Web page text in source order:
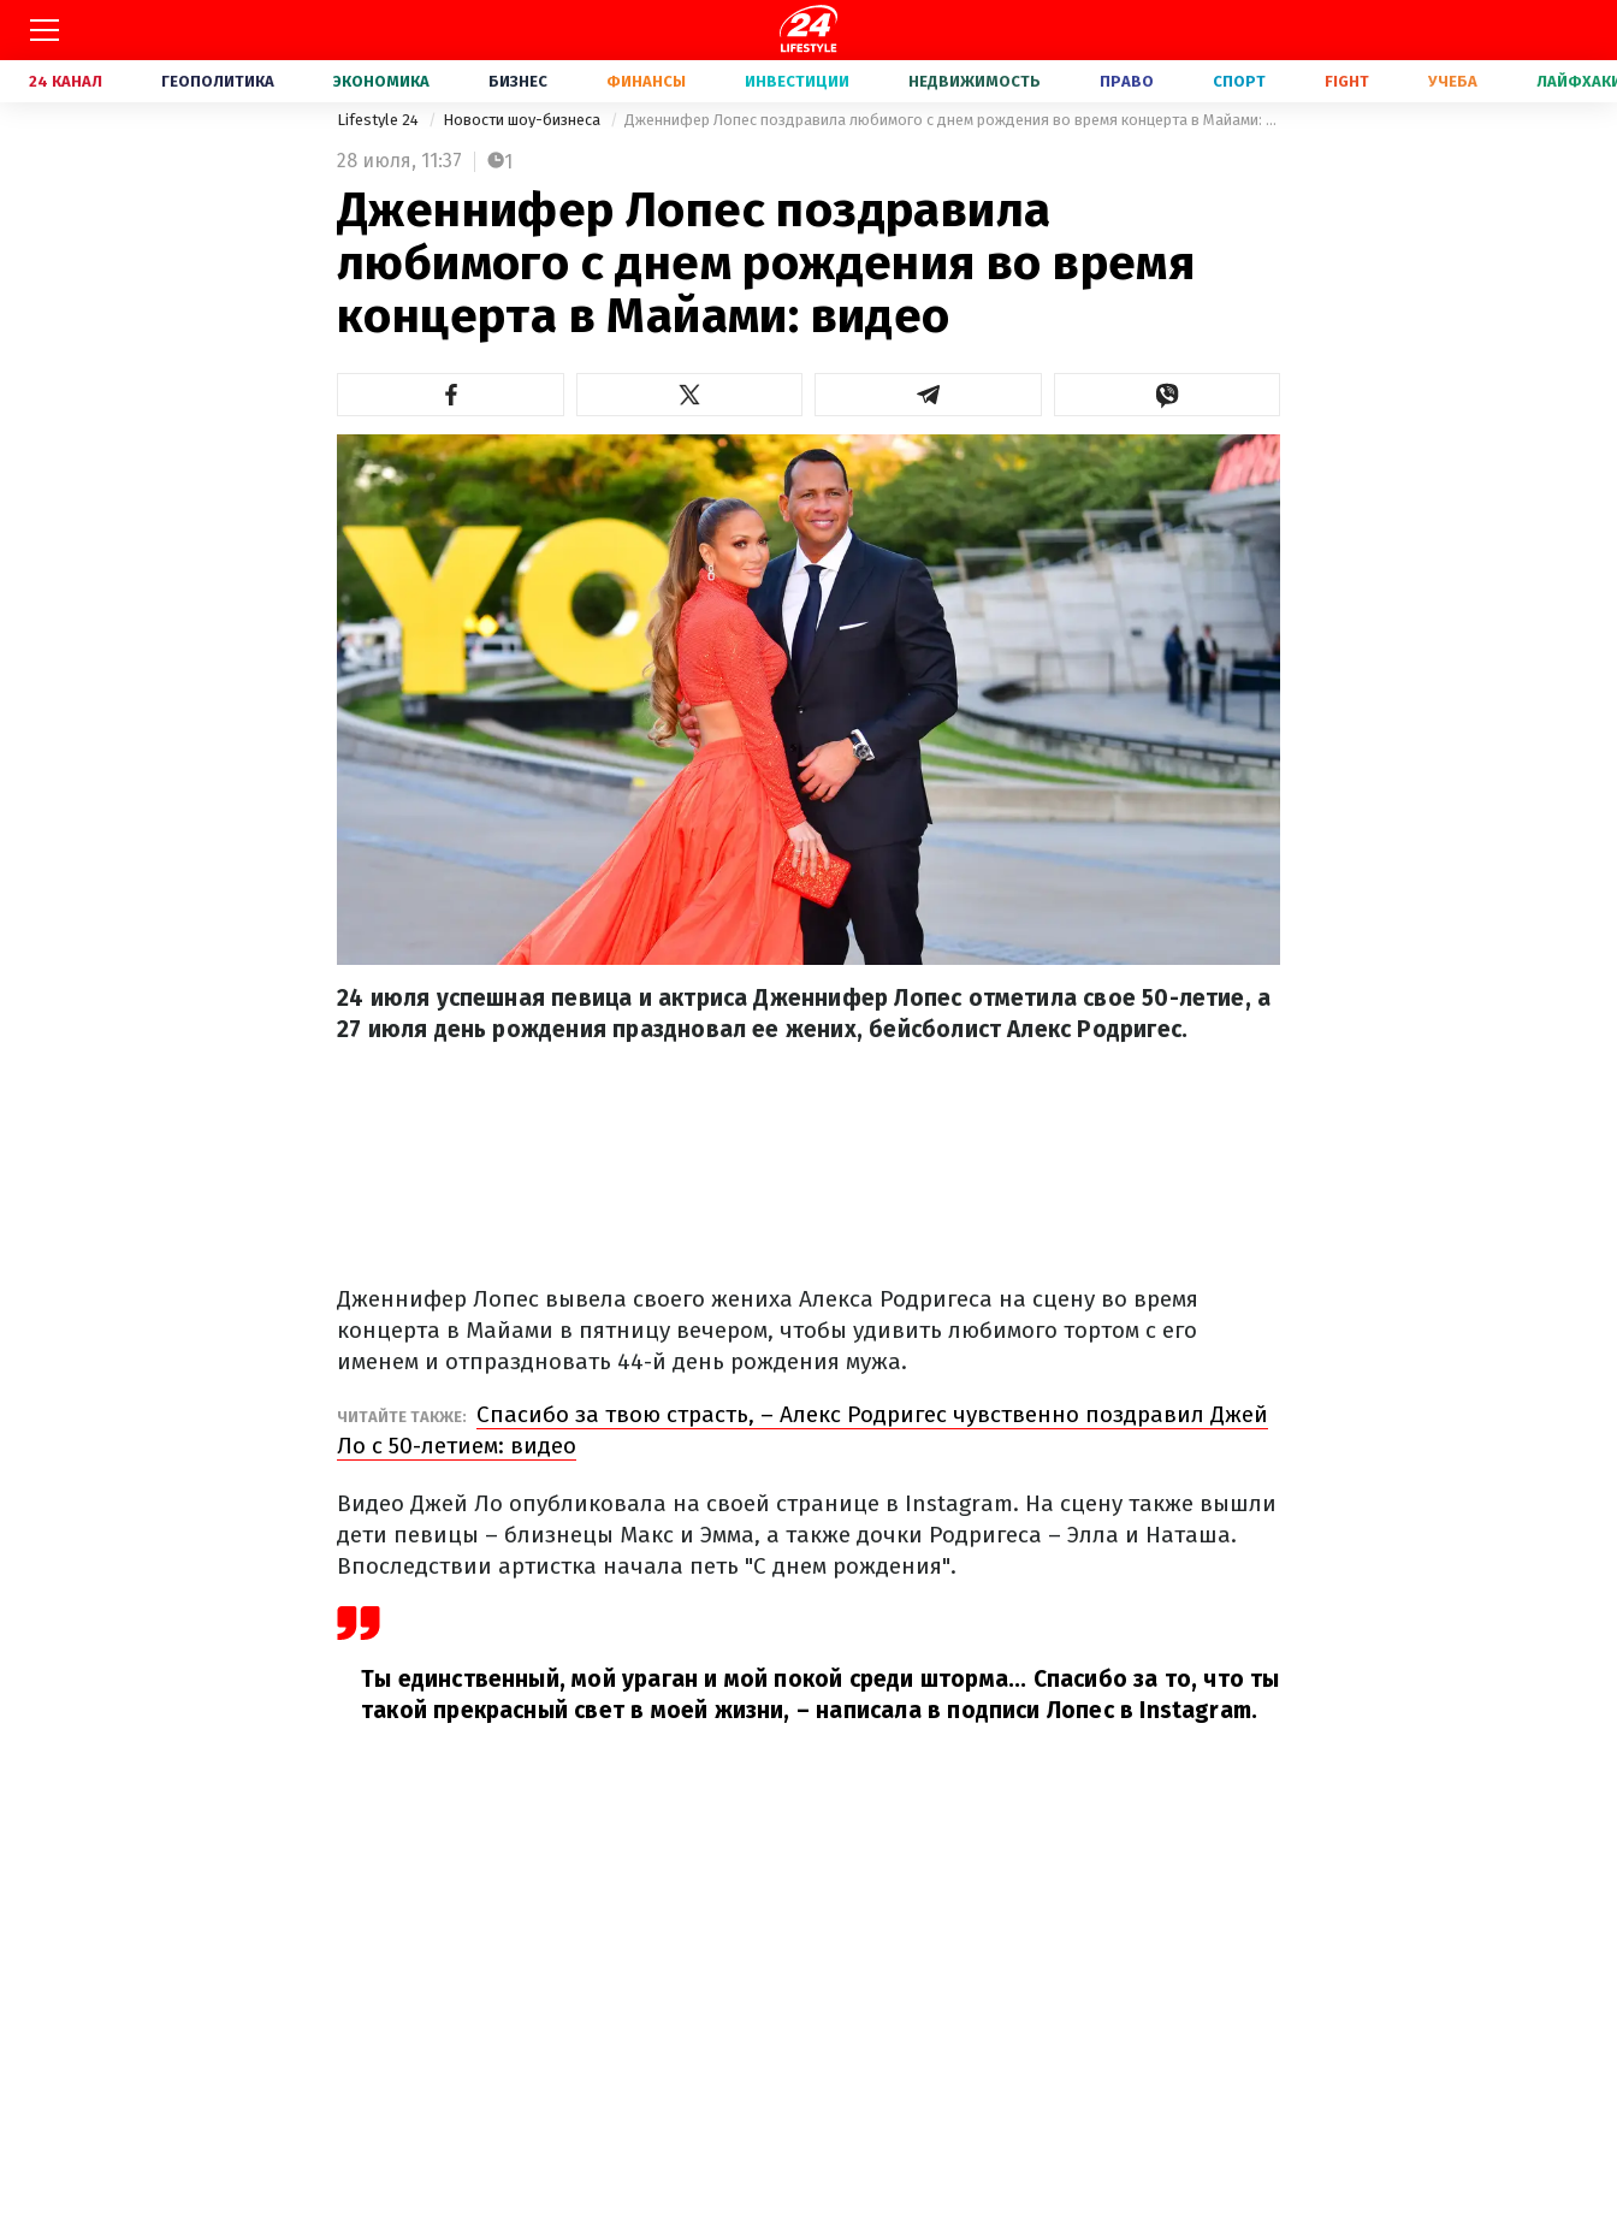
24 КАНАЛ ГЕОПОЛИТИКА ЭКОНОМИКА БИЗНЕС ФИНАНСЫ ИНВЕСТИЦИИ НЕДВИЖИМОСТЬ ПРАВО СПОРТ FIGHT УЧЕБА
Lifestyle 24 Новости шоу-бизнеса Дженнифер Лопес поздравила любимого с днем рождения во время концерта в Майами: видео
28 июля, 11:37 1
Дженнифер Лопес поздравила
любимого с днем рождения во время
концерта в Майами: видео
24 июля успешная певица и актриса Дженнифер Лопес отметила свое 50-летие, а
27 июля день рождения праздновал ее жених, бейсболист Алекс Родригес.
Дженнифер Лопес вывела своего жениха Алекса Родригеса на сцену во время
концерта в Майами в пятницу вечером, чтобы удивить любимого тортом с его
именем и отпраздновать 44-й день рождения мужа.
ЧИТАЙТЕ ТАКЖЕ:
Спасибо за твою страсть, – Алекс Родригес чувственно поздравил Джей
Ло с 50-летием: видео
Видео Джей Ло опубликовала на своей странице в Instagram. На сцену также вышли
дети певицы – близнецы Макс и Эмма, а также дочки Родригеса – Элла и Наташа.
Впоследствии артистка начала петь "С днем ​​рождения".
Ты единственный, мой ураган и мой покой среди шторма... Спасибо за то, что ты
такой прекрасный свет в моей жизни, – написала в подписи Лопес в Instagram.